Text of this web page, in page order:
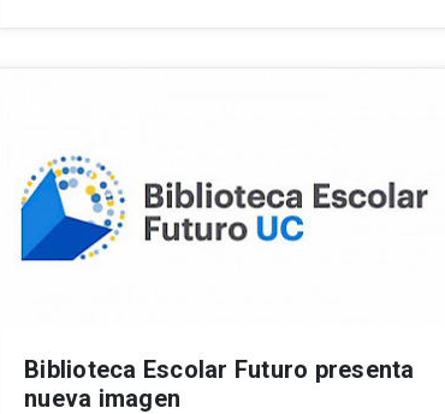
Biblioteca Escolar Futuro presenta
nueva imagen